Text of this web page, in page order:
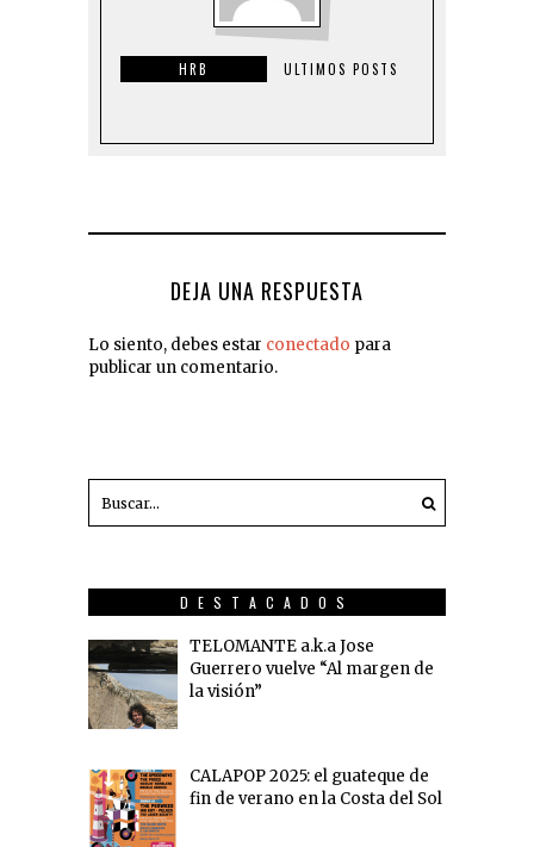
HRB ULTIMOS POSTS
DEJA UNA RESPUESTA
Lo siento, debes estar conectado para
publicar un comentario.
DESTACADOS
TELOMANTE a.k.a Jose
Guerrero vuelve “Al margen de
la visión”
CALAPOP 2025: el guateque de
fin de verano en la Costa del Sol